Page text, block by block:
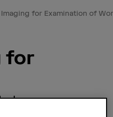
for Examination of
for